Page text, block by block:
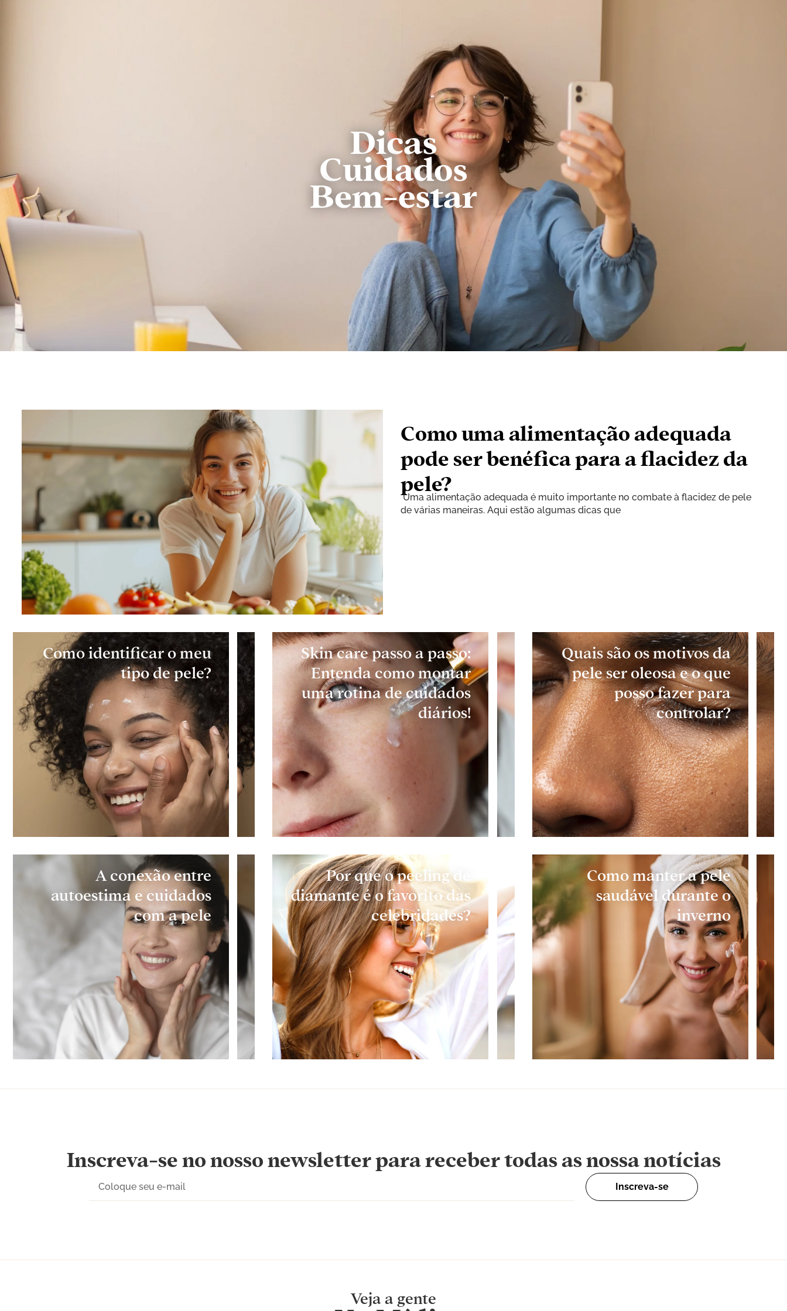
Dicas
Cuidados
Bem-estar
Como uma alimentação adequada
pode ser benéfica para a flacidez da
pele?
Uma alimentação adequada é muito importante no combate à flacidez de pele
de várias maneiras. Aqui estão algumas dicas que
Como identificar o meu
tipo de pele?
Skin care passo a passo:
Entenda como montar
uma rotina de cuidados
diários!
Quais são os motivos da
pele ser oleosa e o que
posso fazer para
controlar?
A conexão entre
autoestima e cuidados
com a pele
Por que o peeling de
diamante é o favorito das
celebridades?
Como manter a pele
saudável durante o
inverno
Inscreva-se no nosso newsletter para receber todas as nossa notícias
Inscreva-se
Veja a gente